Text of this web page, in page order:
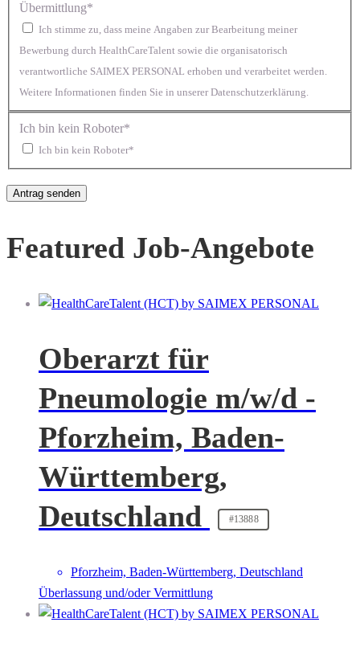
Übermittlung*
Ich stimme zu, dass meine Angaben zur Bearbeitung meiner
Bewerbung durch HealthCareTalent sowie die organisatorisch
verantwortliche SAIMEX PERSONAL erhoben und verarbeitet werden.
Weitere Informationen finden Sie in unserer Datenschutzerklärung.
Ich bin kein Roboter*
Ich bin kein Roboter*
Featured Job-Angebote
Oberarzt für
Pneumologie m/w/d -
Pforzheim, Baden-
Württemberg,
Deutschland
#13888
Pforzheim, Baden-Württemberg, Deutschland
Überlassung und/oder Vermittlung